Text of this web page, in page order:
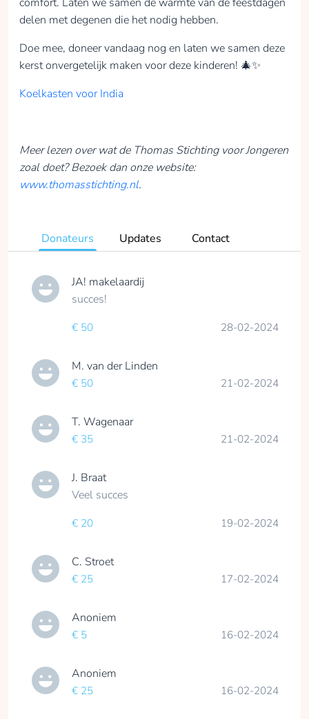
delen met degenen die het nodig hebben.
Doe mee, doneer vandaag nog en laten we samen deze
kerst onvergetelijk maken voor deze kinderen! 🎄✨
Koelkasten voor India
Meer lezen over wat de Thomas Stichting voor Jongeren
zoal doet? Bezoek dan onze website:
www.thomasstichting.nl.
Donateurs Updates Contact
JA! makelaardij
succes!
€ 50 28-02-2024
M. van der Linden
€ 50 21-02-2024
T. Wagenaar
€ 35 21-02-2024
J. Braat
Veel succes
€ 20 19-02-2024
C. Stroet
€ 25 17-02-2024
Anoniem
€ 5 16-02-2024
Anoniem
€ 25 16-02-2024